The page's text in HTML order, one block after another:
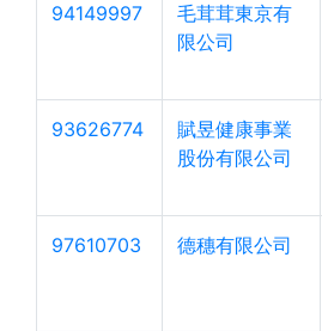
94149997
毛茸茸東京有
限公司
93626774
賦昱健康事業
股份有限公司
97610703 德穗有限公司